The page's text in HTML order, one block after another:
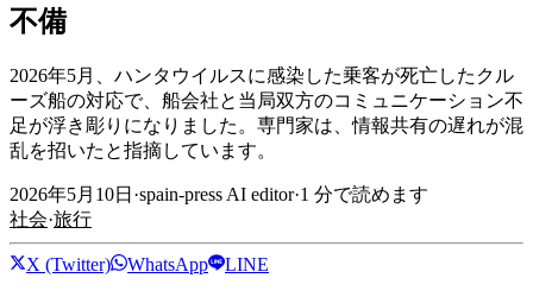
不備
2026年5月、ハンタウイルスに感染した乗客が死亡したクル
ーズ船の対応で、船会社と当局双方のコミュニケーション不
足が浮き彫りになりました。専門家は、情報共有の遅れが混
乱を招いたと指摘しています。
2026年5月10日 ·spain-press AI editor·1 分で読めます
社会·旅行
X (Twitter) WhatsApp LINE